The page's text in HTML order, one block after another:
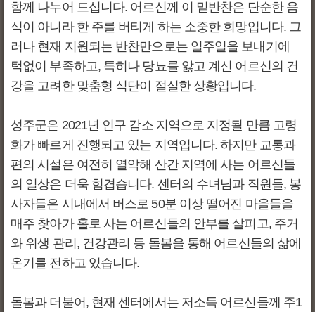
함께 나누어 드십니다. 어르신께 이 밑반찬은 단순한 음
식이 아니라 한 주를 버티게 하는 소중한 희망입니다. 그
러나 현재 지원되는 반찬만으로는 일주일을 보내기에
턱없이 부족하고, 특히나 당뇨를 앓고 계신 어르신의 건
강을 고려한 맞춤형 식단이 절실한 상황입니다.
성주군은 2021년 인구 감소 지역으로 지정될 만큼 고령
화가 빠르게 진행되고 있는 지역입니다. 하지만 교통과
편의 시설은 여전히 열악해 산간 지역에 사는 어르신들
의 일상은 더욱 힘겹습니다. 센터의 수녀님과 직원들, 봉
사자들은 시내에서 버스로 50분 이상 떨어진 마을들을
매주 찾아가 홀로 사는 어르신들의 안부를 살피고, 주거
와 위생 관리, 건강관리 등 돌봄을 통해 어르신들의 삶에
온기를 전하고 있습니다.
돌봄과 더불어, 현재 센터에서는 저소득 어르신들께 주1